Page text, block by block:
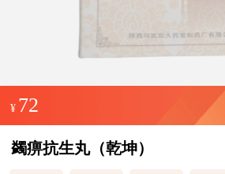
¥ 72
蠲痹抗生丸（乾坤）